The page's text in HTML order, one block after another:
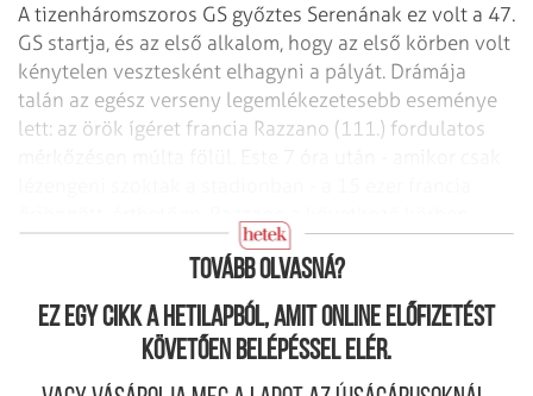
A tizenháromszoros GS győztes Serenának ez volt a 47.
GS startja, és az első alkalom, hogy az első körben volt
kénytelen vesztesként elhagyni a pályát. Drámája
talán az egész verseny legemlékezetesebb eseménye
lett: az örök ígéret francia Razzano (111.) fordulatos
búcsúzott, de megalkotta élete fő művét.
Tovább olvasná?
Ez egy cikk a hetilapból, amit online előfizetést
követően belépéssel elér.